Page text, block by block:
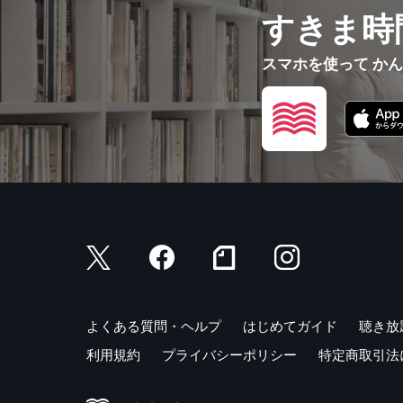
すきま
スマホを使って か
よくある質問・ヘルプ はじめてガイド
聴き放
利用規約
プライバシーポリシー 特定商取引